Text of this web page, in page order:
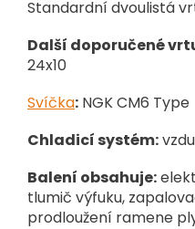
Standardní dvoulistá
Další doporučené
24x10
Svíčka: NGK CM6 Type
Chladicí systém:
Balení obsahuje:
tlumič výfuku,
prodloužení ramene